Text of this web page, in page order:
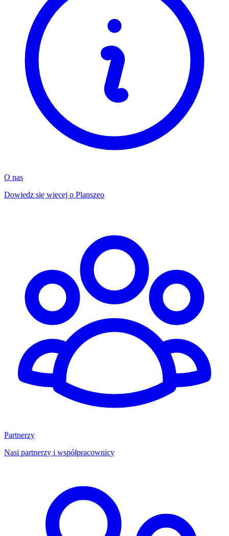
O nas
Dowiedz się więcej o Planszeo
Partnerzy
Nasi partnerzy i współpracownicy